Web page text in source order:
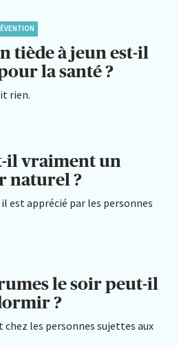
tiède à jeun est-il
la santé ?
rien.
il vraiment un
naturel ?
est apprécié par les personnes
le soir peut-il
?
chez les personnes sujettes aux